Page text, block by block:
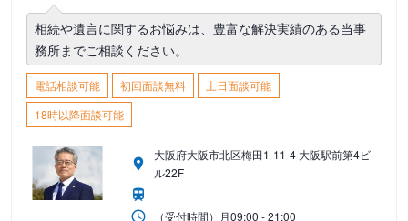
相続や遺言に関するお悩みは、豊富な解決実績のある当事
務所までご相談ください。
電話相談可能 初回面談無料
土日面談可能
18時以降面談可能
大阪府大阪市北区梅田1-11-4 大阪駅前第4ビ
ル22F
（受付時間） 月09:00 - 21:00